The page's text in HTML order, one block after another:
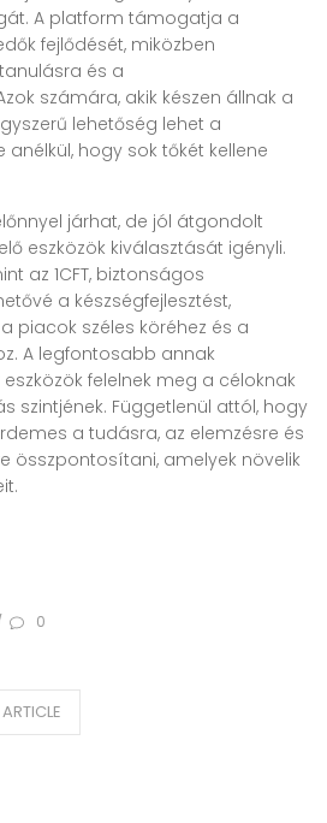
A platform támogatja a
fejlődését, miközben
és a
számára, akik készen állnak a
lehetőség lehet a
anélkül, hogy sok tőkét kellene
járhat, de jól átgondolt
eszközök kiválasztását igényli.
az 1CFT, biztonságos
a készségfejlesztést,
piacok széles köréhez és a
A legfontosabb annak
felelnek meg a céloknak
szintjének. Függetlenül attól, hogy
a tudásra, az elemzésre és
összpontosítani, amelyek növelik
0